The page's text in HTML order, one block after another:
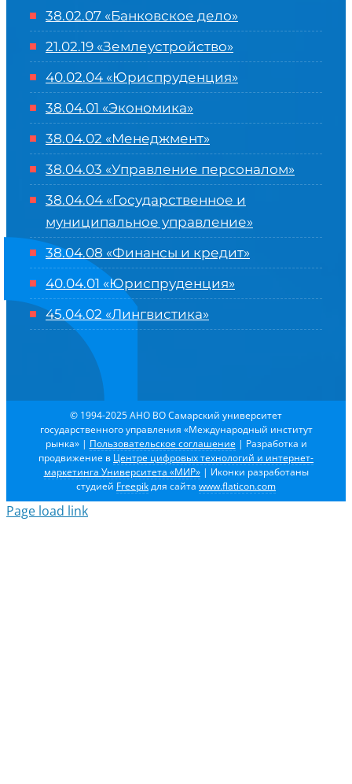
38.02.07 «Банковское дело»
21.02.19 «Землеустройство»
40.02.04 «Юриспруденция»
38.04.01 «Экономика»
38.04.02 «Менеджмент»
38.04.03 «Управление персоналом»
38.04.04 «Государственное и
муниципальное управление»
38.04.08 «Финансы и кредит»
40.04.01 «Юриспруденция»
45.04.02 «Лингвистика»
© 1994-2025 АНО ВО Самарский университет
государственного управления «Международный институт
рынка» | Пользовательское соглашение | Разработка и
продвижение в Центре цифровых технологий и интернет-
маркетинга Университета «МИР»| Иконки разработаны
студией Freepikдля сайта www.flaticon.com
Page load link